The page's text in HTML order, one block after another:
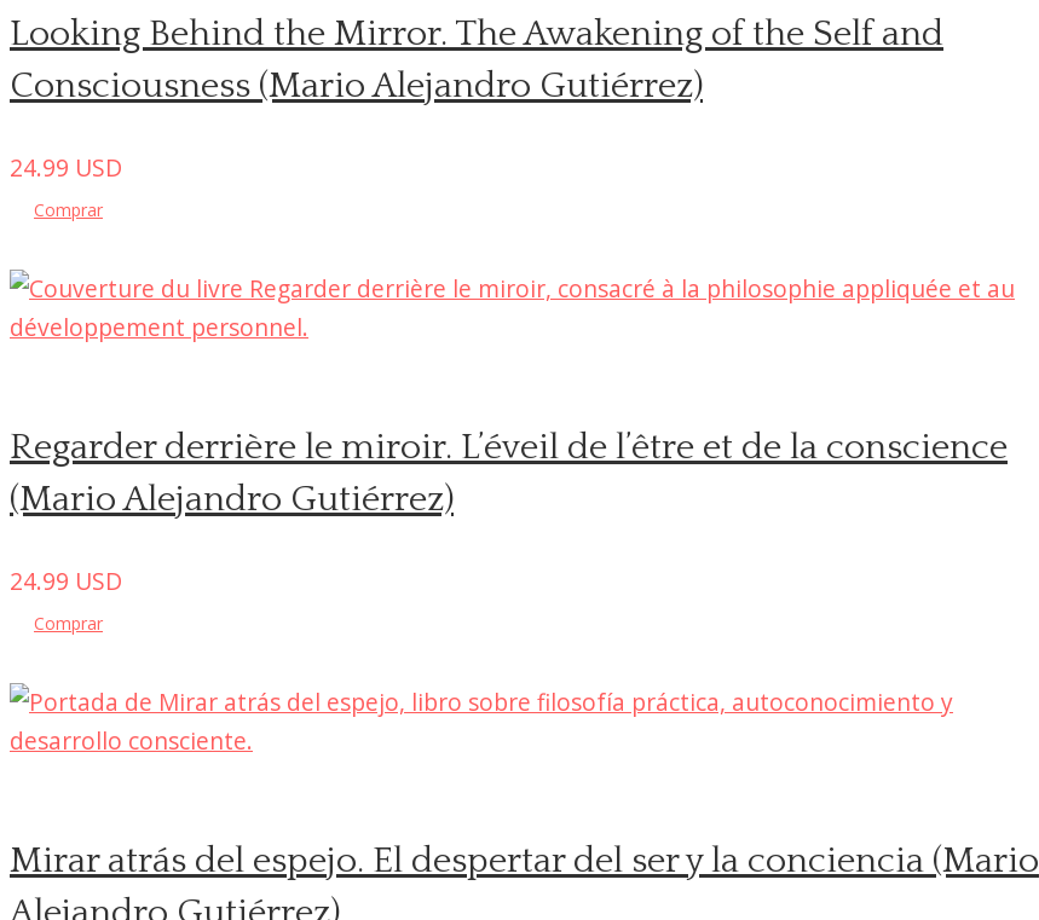
Looking Behind the Mirror. The Awakening of the Self and
Consciousness (Mario Alejandro Gutiérrez)
24.99 USD
Comprar
Regarder derrière le miroir. L’éveil de l’être et de la conscience
(Mario Alejandro Gutiérrez)
24.99 USD
Comprar
Mirar atrás del espejo. El despertar del ser y la conciencia (Mario